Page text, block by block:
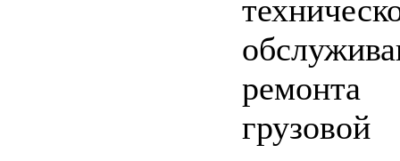
ремонта
грузовой